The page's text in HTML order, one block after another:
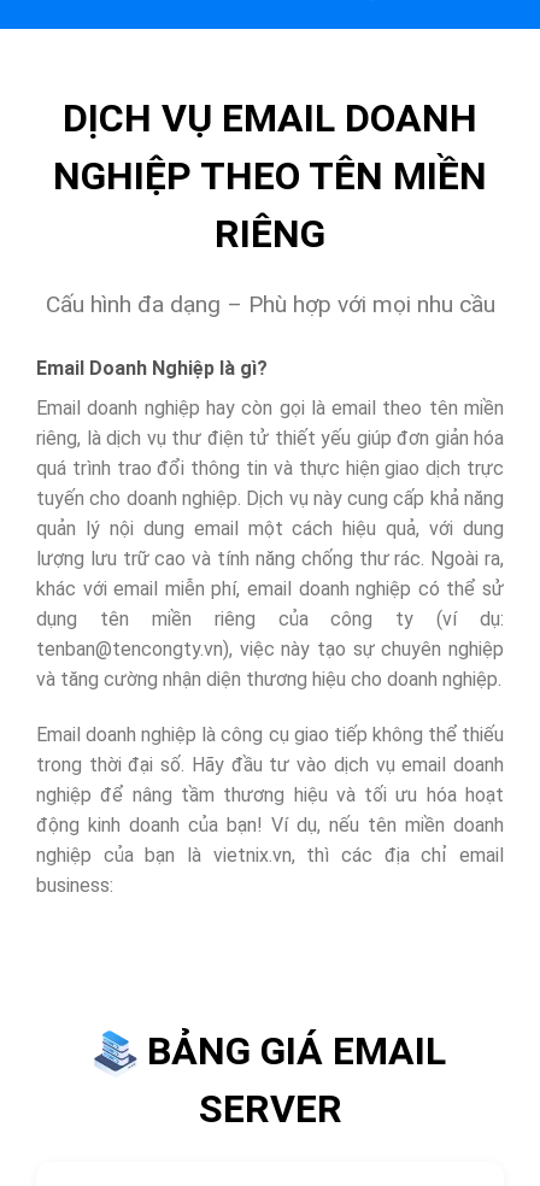
DỊCH VỤ EMAIL DOANH
NGHIỆP THEO TÊN MIỀN
RIÊNG
Cấu hình đa dạng – Phù hợp với mọi nhu cầu
Email Doanh Nghiệp là gì?
Email doanh nghiệp hay còn gọi là email theo tên miền
riêng, là dịch vụ thư điện tử thiết yếu giúp đơn giản hóa
quá trình trao đổi thông tin và thực hiện giao dịch trực
tuyến cho doanh nghiệp. Dịch vụ này cung cấp khả năng
quản lý nội dung email một cách hiệu quả, với dung
lượng lưu trữ cao và tính năng chống thư rác. Ngoài ra,
khác với email miễn phí, email doanh nghiệp có thể sử
dụng tên miền riêng của công ty (ví dụ:
tenban@tencongty.vn), việc này tạo sự chuyên nghiệp
và tăng cường nhận diện thương hiệu cho doanh nghiệp.
Email doanh nghiệp là công cụ giao tiếp không thể thiếu
trong thời đại số. Hãy đầu tư vào dịch vụ email doanh
nghiệp để nâng tầm thương hiệu và tối ưu hóa hoạt
động kinh doanh của bạn! Ví dụ, nếu tên miền doanh
nghiệp của bạn là vietnix.vn, thì các địa chỉ email
business:
BẢNG GIÁ EMAIL
SERVER